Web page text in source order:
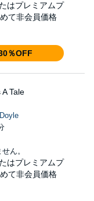
はプレミアムプ
て非会員価格
％OFF
Tale
ん。
はプレミアムプ
て非会員価格